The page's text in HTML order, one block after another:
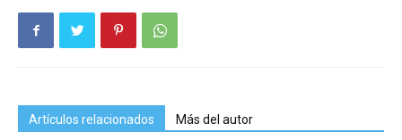
Artículos relacionados Más del autor